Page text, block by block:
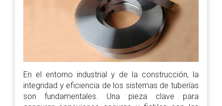
En el entorno industrial y de la construcción, la
integridad y eficiencia de los sistemas de tuberías
son fundamentales. Una pieza clave para